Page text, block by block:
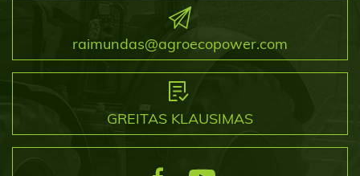
raimundas@agroecopower.com
GREITAS KLAUSIMAS